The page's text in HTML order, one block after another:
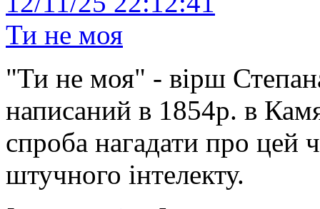
Ти не моя
"Ти не моя" - вірш
написаний в 1854р. в
спроба нагадати про цей
штучного інтелекту.